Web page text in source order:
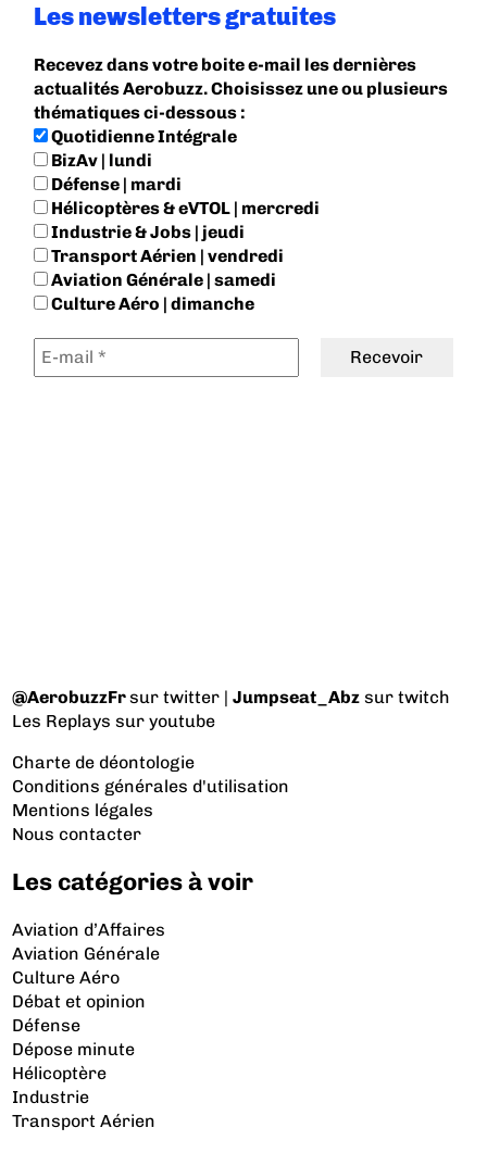
Les newsletters gratuites
Recevez dans votre boite e-mail les dernières
actualités Aerobuzz. Choisissez une ou plusieurs
thématiques ci-dessous :
Quotidienne Intégrale
BizAv | lundi
Défense | mardi
Hélicoptères & eVTOL | mercredi
Industrie & Jobs | jeudi
Transport Aérien | vendredi
Aviation Générale | samedi
Culture Aéro | dimanche
@AerobuzzFrsur twitter |Jumpseat_Abz sur twitch
Les Replays sur youtube
Charte de déontologie
Conditions générales d'utilisation
Mentions légales
Nous contacter
Les catégories à voir
Aviation d’Affaires
Aviation Générale
Culture Aéro
Débat et opinion
Défense
Dépose minute
Hélicoptère
Industrie
Transport Aérien